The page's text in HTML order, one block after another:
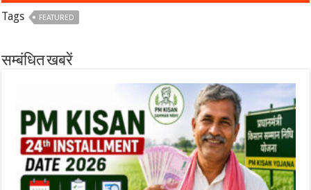
Tags FEATURED
सम्बंधित खबरें